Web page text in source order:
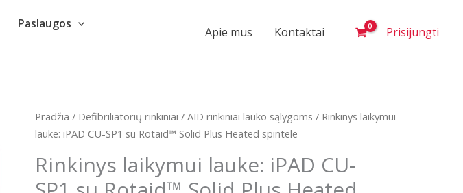
Paslaugos
Apie mus Kontaktai Prisijungti
Pradžia / Defibriliatorių rinkiniai / AID rinkiniai lauko sąlygoms / Rinkinys laikymui
lauke: iPAD CU-SP1 su Rotaid™ Solid Plus Heated spintele
Rinkinys laikymui lauke: iPAD CU-